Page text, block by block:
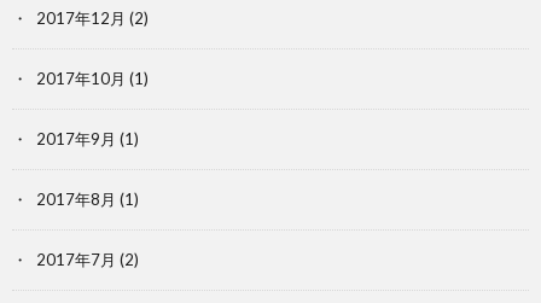
2017年12月 (2)
2017年10月 (1)
2017年9月 (1)
2017年8月 (1)
2017年7月 (2)